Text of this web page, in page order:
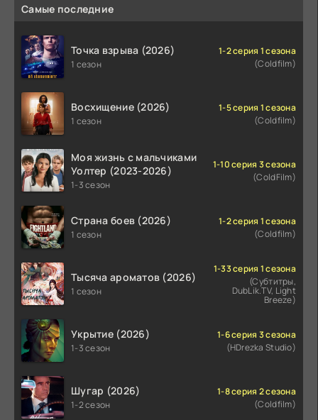
Самые последние
Точка взрыва (2026)
1 сезон
1-2 серия 1 сезона
(Coldfilm)
Восхищение (2026)
1 сезон
1-5 серия 1 сезона
(Coldfilm)
Моя жизнь с мальчиками
Уолтер (2023-2026)
1-3 сезон
1-10 серия 3 сезона
(ColdFilm)
Страна боев (2026)
1 сезон
1-2 серия 1 сезона
(Coldfilm)
Тысяча ароматов (2026)
1 сезон
1-33 серия 1 сезона
(Субтитры,
DubLik.TV, Light
Breeze)
Укрытие (2026)
1-3 сезон
1-6 серия 3 сезона
(HDrezka Studio)
Шугар (2026)
1-2 сезон
1-8 серия 2 сезона
(Coldfilm)